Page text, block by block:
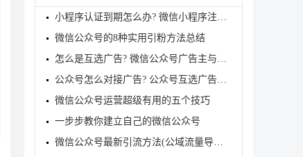
小程序认证到期怎么办? 微信小程序注册认证和备案全流
微信公众号的8种实用引粉方法总结
怎么是互选广告? 微信公众号广告主与流量主怎互选流程
公众号怎么对接广告? 公众号互选广告操作流程指南(附
微信公众号运营超级有用的五个技巧
一步步教你建立自己的微信公众号
微信公众号最新引流方法(公域流量导私域流量)